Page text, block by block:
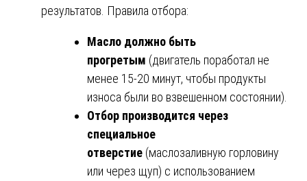
результатов. Правила отбора:
Масло должно быть
прогретым (двигатель поработал не
менее 15-20 минут, чтобы продукты
износа были во взвешенном состоянии).
Отбор производится через
специальное
отверстие (маслозаливную горловину
или через щуп) с использованием